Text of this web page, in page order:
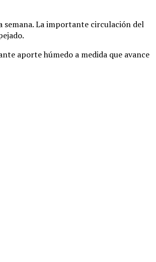
semana. La importante circulación del
aporte húmedo a medida que avance